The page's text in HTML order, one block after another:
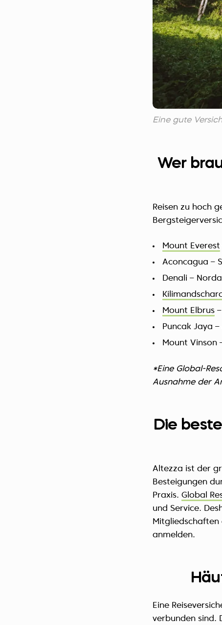
Eine gute
Wer
Reisen zu hoch
Mount Everest
Aconcagua –
Denali –
Mount Elbrus
Puncak Jaya
Mount Vinson
*Eine Global-
Ausnahme der
Die
Altezza ist der
Besteigungen
Praxis. Global
und Service.
Mitgliedschaften
anmelden.
Eine
verbunden sind.